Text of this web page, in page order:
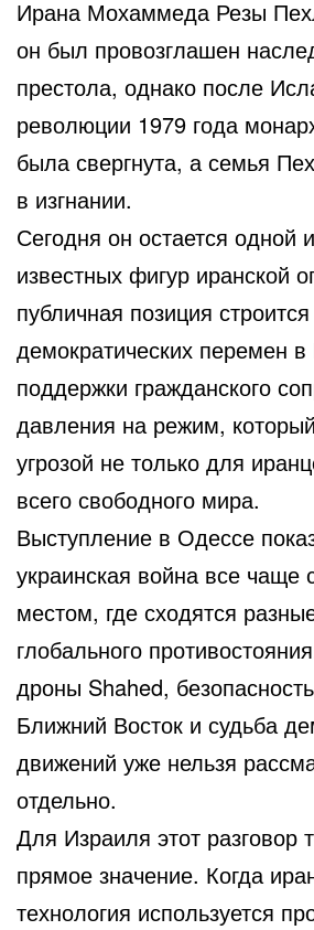
Ирана Мохаммеда Резы
он был провозглашен
престола, однако после
революции 1979 года
была свергнута, а семья
в изгнании.
Сегодня он остается одной
известных фигур иранской
публичная позиция
демократических перемен
поддержки гражданского
давления на режим,
угрозой не только для
всего свободного мира.
Выступление в Одессе
украинская война все чаще
местом, где сходятся
глобального
дроны Shahed,
Ближний Восток и судьба
движений уже нельзя
отдельно.
Для Израиля этот разговор
прямое значение. Когда
технология используется